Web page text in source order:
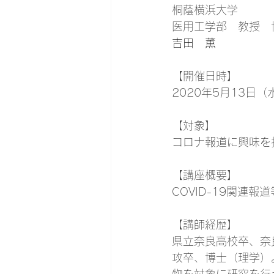
桐蔭横浜大学
医用工学部　教授
吉田　薫
【開催日時】
2020年5月13日（
【対象 】
コロナ報道に興味
【講座概要】
COVID-19関連報道
【講師経歴】
県立奈良高校卒、
攻卒、博士（理学